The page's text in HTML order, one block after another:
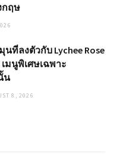
กฤษ
ที่ลงตัวกับ Lychee Rose
เมนูพิเศษเฉพาะ
น
8, 2026